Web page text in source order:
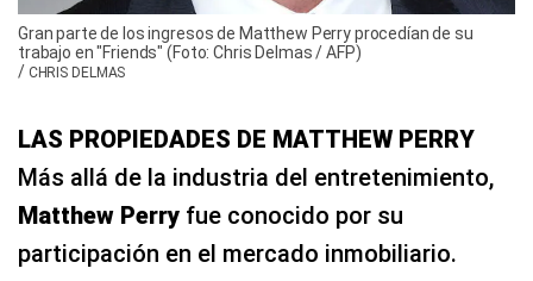
Gran parte de los ingresos de Matthew Perry procedían de su
trabajo en "Friends" (Foto: Chris Delmas / AFP)
/ CHRIS DELMAS
LAS PROPIEDADES DE MATTHEW PERRY
Más allá de la industria del entretenimiento,
Matthew Perry fue conocido por su
participación en el mercado inmobiliario.